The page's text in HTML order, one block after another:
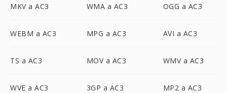
MKV a AC3 WMA a AC3 OGG a AC3
WEBM a AC3 MPG a AC3 AVI a AC3
TS a AC3 MOV a AC3 WMV a AC3
WVE a AC3 3GP a AC3 MP2 a AC3